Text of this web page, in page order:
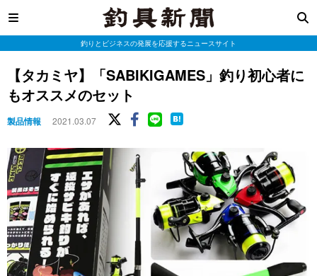
釣りとビジネスの発展を応援するニュースサイト
【タカミヤ】「SABIKIGAMES」釣り初心者に
もオススメのセット
製品情報 2021.03.07